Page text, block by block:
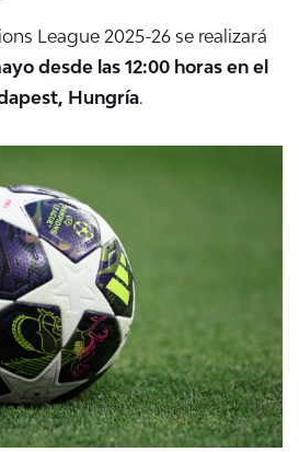
League 2025-26 se realizará
desde las 12:00 horas en el
Hungría.